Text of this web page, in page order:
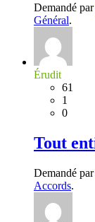
Demandé par
Général.
Érudit
61
1
0
Tout
Demandé par
Accords.